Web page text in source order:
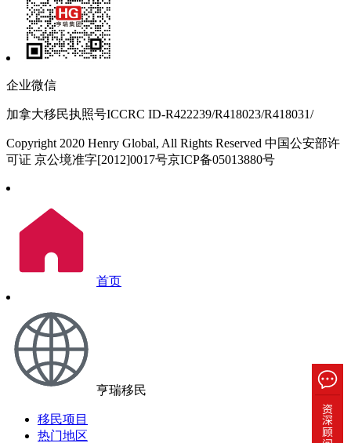
企业微信
加拿大移民执照号ICCRC ID-R422239/R418023/R418031/
Copyright 2020 Henry Global, All Rights Reserved 中国公安部许
可证 京公境准字[2012]0017号京ICP备05013880号
首页
亨瑞移民
移民项目
热门地区